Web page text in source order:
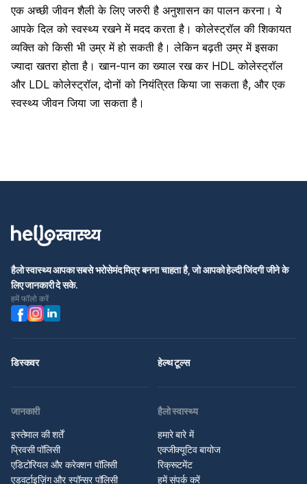
एक अच्छी जीवन शैली के लिए जरुरी है अनुशासन का पालन करना। ये
आपके दिल को स्वस्थ्य रखने में मदद करता है। कोलेस्ट्रॉल की शिकायत
व्यक्ति को किसी भी उम्र में हो सकती है। लेकिन बढ़ती उम्र में इसका
ज्यादा खतरा होता है। खान-पान का ख्याल रख कर HDL कोलेस्ट्रॉल
और LDL कोलेस्ट्रॉल, दोनों को नियंत्रित किया जा सकता है, और एक
स्वस्थ्य जीवन जिया जा सकता है।
हैलो स्वास्थ्य आपका सबसे भरोसेमंद मित्र बनना चाहता है, जो आपको हेल्दी जिंदगी जीने के
लिए जानकारी दे सके.
हमें फॉलो करें
डिस्कवर हेल्थ टूल्स
जानकारी
इस्तेमाल की शर्तें
प्रिवसी पॉलिसी
एडिटोरियल और करेक्शन पॉलिसी
एडवर्टाइज़िंग और स्पॉन्सर पॉलिसी
हैलो स्वास्थ्य
हमारे बारे में
एक्जीक्यूटिव बायोज
रिक्रूटमेंट
हमें संपर्क करें